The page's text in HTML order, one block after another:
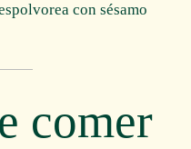
con sésamo
comer